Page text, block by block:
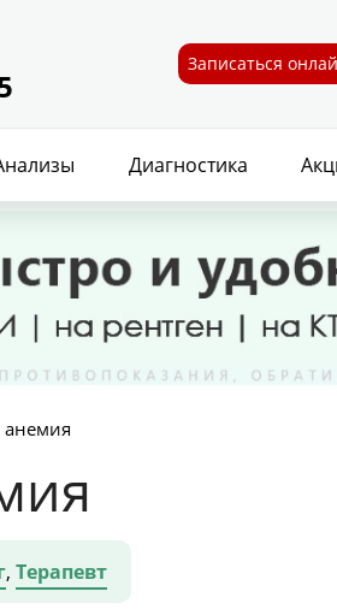
Записаться
Диагностика
анемия
, Терапевт